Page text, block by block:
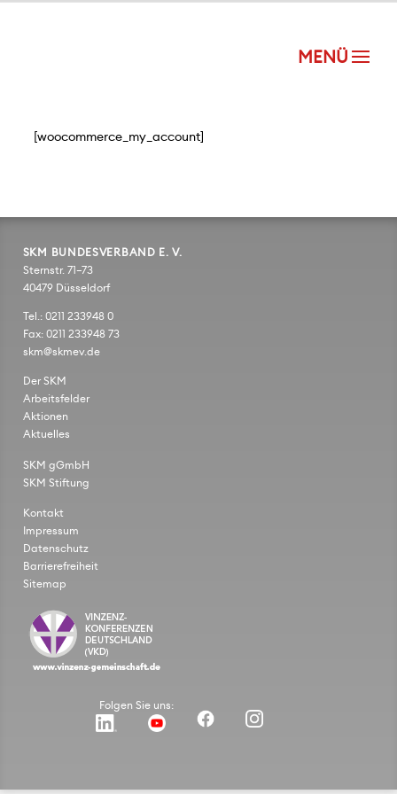
[woocommerce_my_account]
SKM BUNDESVERBAND E. V.
Sternstr. 71–73
40479 Düsseldorf
Tel.: 0211 233948 0
Fax: 0211 233948 73
skm@skmev.de
Der SKM
Arbeitsfelder
Aktionen
Aktuelles
SKM gGmbH
SKM Stiftung
Kontakt
Impressum
Datenschutz
Barrierefreiheit
Sitemap
Folgen Sie uns: